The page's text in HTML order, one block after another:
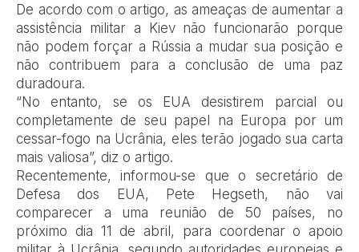
De acordo com o artigo, as ameaças de aumentar a
assistência militar a Kiev não funcionarão porque
não podem forçar a Rússia a mudar sua posição e
não contribuem para a conclusão de uma paz
duradoura.
“No entanto, se os EUA desistirem parcial ou
completamente de seu papel na Europa por um
cessar-fogo na Ucrânia, eles terão jogado sua carta
mais valiosa”, diz o artigo.
Recentemente, informou-se que o secretário de
Defesa dos EUA, Pete Hegseth, não vai
comparecer a uma reunião de 50 países, no
próximo dia 11 de abril, para coordenar o apoio